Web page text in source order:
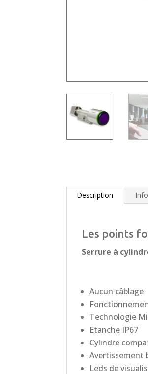
Description
Les points
Serrure à
Aucun câblage
Technologie
Etanche IP67
Cylindre
Avertissement
Leds de